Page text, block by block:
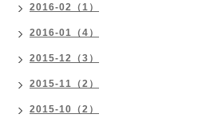
2016-02（1）
2016-01（4）
2015-12（3）
2015-11（2）
2015-10（2）